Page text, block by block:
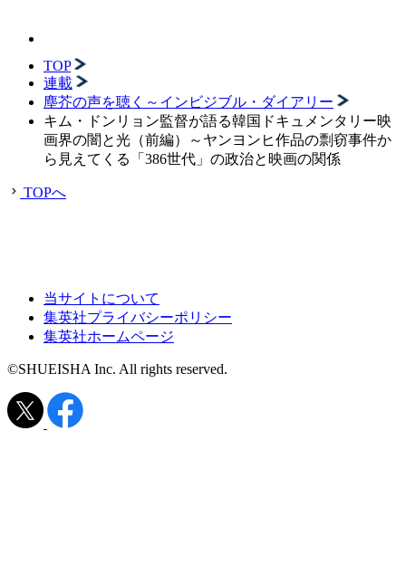
TOP
連載
塵芥の声を聴く～インビジブル・ダイアリー
キム・ドンリョン監督が語る韓国ドキュメンタリー映
画界の闇と光（前編）～ヤンヨンヒ作品の剽窃事件か
ら見えてくる「386世代」の政治と映画の関係
TOPへ
当サイトについて
集英社プライバシーポリシー
集英社ホームページ
©SHUEISHA Inc. All rights reserved.